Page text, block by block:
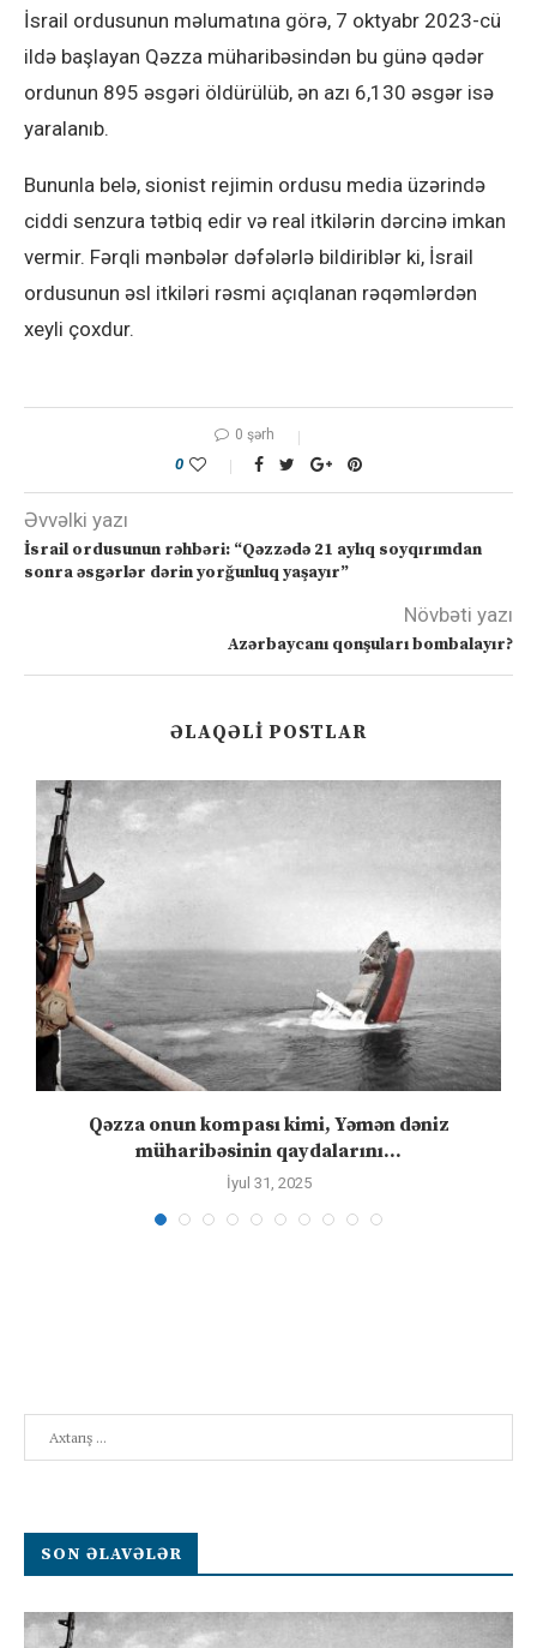
İsrail ordusunun məlumatına görə, 7 oktyabr 2023-cü
ildə başlayan Qəzza müharibəsindən bu günə qədər
ordunun 895 əsgəri öldürülüb, ən azı 6,130 əsgər isə
yaralanıb.
Bununla belə, sionist rejimin ordusu media üzərində
ciddi senzura tətbiq edir və real itkilərin dərcinə imkan
vermir. Fərqli mənbələr dəfələrlə bildiriblər ki, İsrail
ordusunun əsl itkiləri rəsmi açıqlanan rəqəmlərdən
xeyli çoxdur.
0 şərh
0
Əvvəlki yazı
İsrail ordusunun rəhbəri: “Qəzzədə 21 aylıq soyqırımdan
sonra əsgərlər dərin yorğunluq yaşayır”
Növbəti yazı
Azərbaycanı qonşuları bombalayır?
ƏLAQƏLI POSTLAR
Qəzza onun kompası kimi, Yəmən dəniz
müharibəsinin qaydalarını...
İyul 31, 2025
SON ƏLAVƏLƏR